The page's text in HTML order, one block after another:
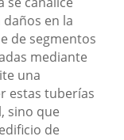
en la
de segmentos
mediante
una
estas tuberías
sino que
de